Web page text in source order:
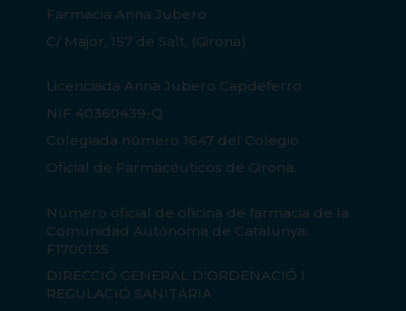
Farmacia Anna Jubero
C/ Major, 157 de Salt, (Girona)
Licenciada Anna Jubero Capdeferro
NIF 40360439-Q
Colegiada número 1647 del Colegio
Oficial de Farmacéuticos de Girona.
Número oficial de oficina de farmacia de la
Comunidad Autónoma de Catalunya:
F1700135
DIRECCIÓ GENERAL D'ORDENACIÓ I
REGULACIÓ SANITÀRIA